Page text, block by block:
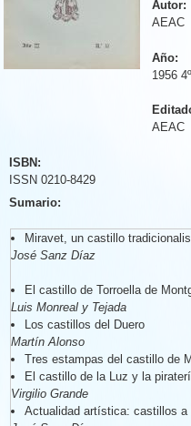
Autor:
AEAC
Año:
1956
AEAC
ISBN:
ISSN 0210-8429
Sumario:
Miravet, un castillo
José Sanz Díaz
El castillo de Torroella de
Luis Monreal y Tejada
Los castillos del Duero
Martín Alonso
Tres estampas del castillo de
El castillo de la Luz y la
Virgilio Grande
Actualidad artística: castillos a